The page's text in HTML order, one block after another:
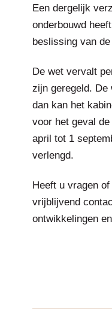
Een dergelijk
onderbouwd
beslissing van
De wet vervalt
zijn geregeld. De
dan kan het
voor het geval
april tot 1
verlengd.
Heeft u vragen
vrijblijvend
ontwikkelingen